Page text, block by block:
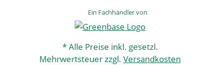
Ein Fachhändler von
* Alle Preise inkl. gesetzl.
Mehrwertsteuer zzgl. Versandkosten